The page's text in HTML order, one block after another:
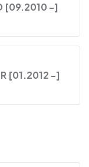
[09.2010 -]
[01.2012 -]